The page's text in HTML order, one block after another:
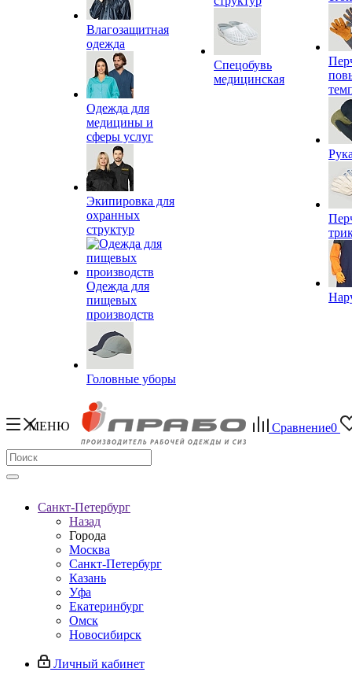
Влагозащитная
одежда
Одежда для
медицины и
сферы услуг
Экипировка для
охранных
структур
Одежда для
пищевых
производств
Головные уборы
Спецобувь
медицинская
МЕНЮ Сравнение0
Санкт-Петербург
Назад
Города
Москва
Санкт-Петербург
Казань
Уфа
Екатеринбург
Омск
Новосибирск
Личный кабинет